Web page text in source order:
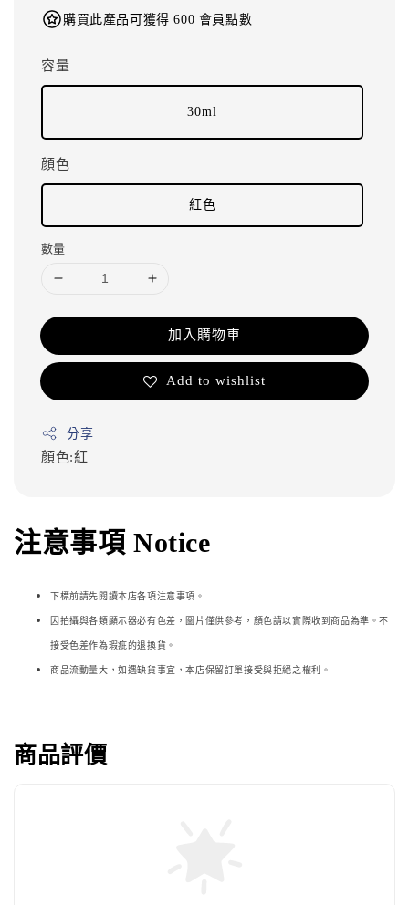
購買此產品可獲得 600 會員點數
容量
30ml
顔色
紅色
數量
加入購物車
Add to wishlist
分享
顏色:紅
注意事項 Notice
下標前請先閱讀本店各項注意事項。
因拍攝與各類顯示器必有色差，圖片僅供參考，顏色請以實際收到商品為準。不
接受色差作為瑕疵的退換貨。
商品流動量大，如遇缺貨事宜，本店保留訂單接受與拒絕之權利。
商品評價